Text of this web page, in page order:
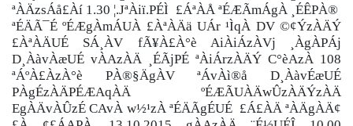
ªÀÄzsÁå£Àí 1.30 ¦.JªÀiï.PÉÌ £ÁªÀÅ ªÉÆÃmÁgÀ ¸ÉÊPÀ®
ªÉÄÃ¯É ºÉÆgÀmÁUÀ £ÀªÀÄä UÁr ¹ÌqÀ DV ©¢ÝzÀÄÝ
£ÀªÀÄUÉ SÁ¸ÀV fÃ¥À£À°è AiÀiÁzÀVj ¸ÀgÀPÁj
D¸ÀàvÀæUÉ vÀAzÀÄ ¸ÉÃjPÉ ªÀiÁrzÀÄÝ C°èAzÀ 108
ªÁºÀ£ÀzÀ°è PÀ®§ÄgÀV ªÁvÀì®å D¸ÀàvÉæUÉ
PÀgÉzÀÄPÉÆAqÀÄ ºÉÆÃUÀÄwÛzÀÄÝzÀÄ
EgÀÄvÀÛzÉ CAvÀ w½¹zÀ ªÉÄÃgÉUÉ £Á£ÀÄ ªÀÄgÀÄ¢